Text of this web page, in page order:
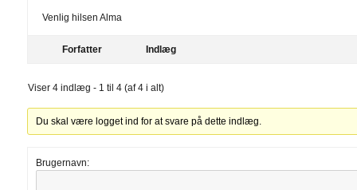
Venlig hilsen Alma
Forfatter Indlæg
Viser 4 indlæg - 1 til 4 (af 4 i alt)
Du skal være logget ind for at svare på dette indlæg.
Brugernavn: